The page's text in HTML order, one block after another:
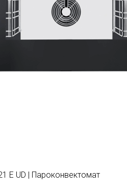
E UD | Пароконвектомат